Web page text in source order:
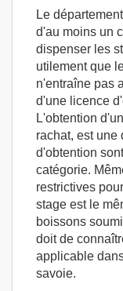
Le
d'au moins un
dispenser les
utilement que
n'entraîne pas
d'une licence
L'obtention
rachat, est une
d'obtention
catégorie.
restrictives
stage est le
boissons
doit de
applicable
savoie.